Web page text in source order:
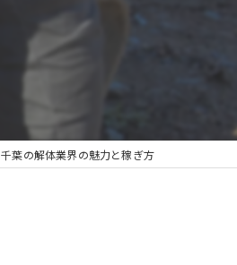
千葉の解体業界の魅力と稼ぎ方